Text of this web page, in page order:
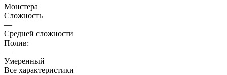
Монстера
Сложность
—
Средней сложности
Полив:
—
Умеренный
Все характеристики